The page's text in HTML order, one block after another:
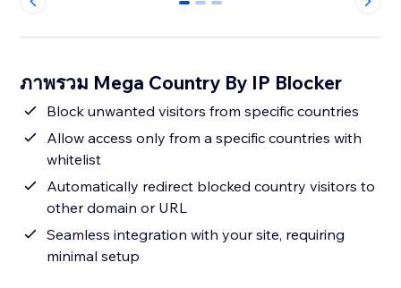
0 1 2
ภาพรวม Mega Country By IP Blocker
Block unwanted visitors from specific countries
Allow access only from a specific countries with
whitelist
Automatically redirect blocked country visitors to
other domain or URL
Seamless integration with your site, requiring
minimal setup